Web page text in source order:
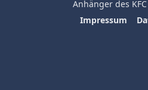
Anhänger des
Impressum